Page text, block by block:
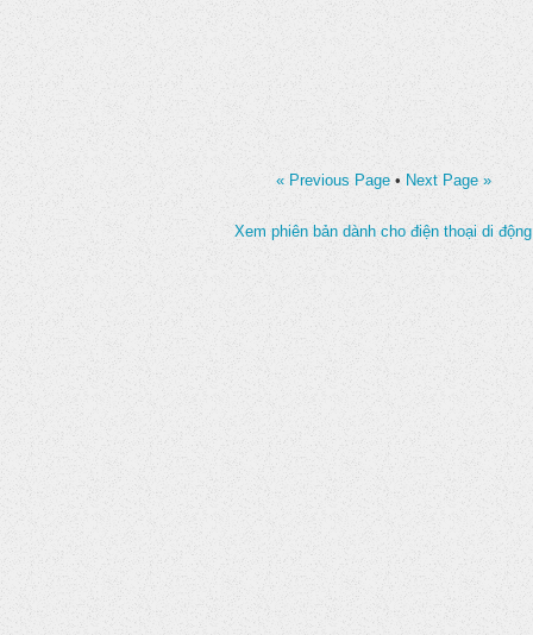
« Previous Page • Next Page »
Xem phiên bản dành cho điện thoại di động